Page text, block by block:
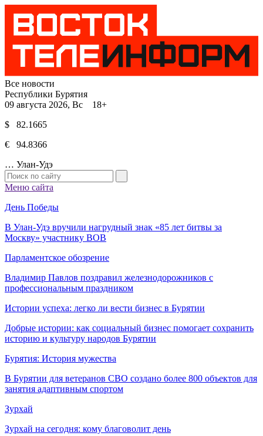
Все новости
Республики Бурятия
09 августа 2026, Вс 18+
$ 82.1665
€ 94.8366
… Улан-Удэ
Меню сайта
День Победы
В Улан-Удэ вручили нагрудный знак «85 лет битвы за
Москву» участнику ВОВ
Парламентское обозрение
Владимир Павлов поздравил железнодорожников с
профессиональным праздником
Истории успеха: легко ли вести бизнес в Бурятии
Добрые истории: как социальный бизнес помогает сохранить
историю и культуру народов Бурятии
Бурятия: История мужества
В Бурятии для ветеранов СВО создано более 800 объектов для
занятия адаптивным спортом
Зурхай
Зурхай на сегодня: кому благоволит день